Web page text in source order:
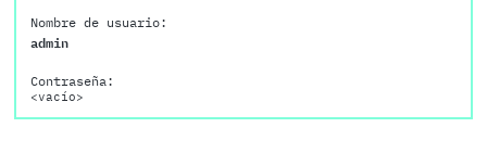
Nombre de usuario:
admin
Contraseña:
<vacío>